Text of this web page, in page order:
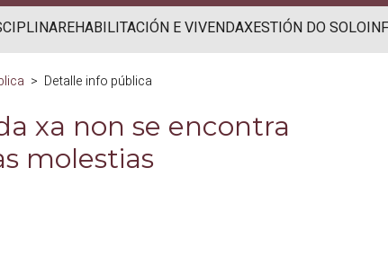
REHABILITACIÓN E VIVENDAXESTIÓN DO SOLO
Detalle info pública
xa non se encontra
molestias